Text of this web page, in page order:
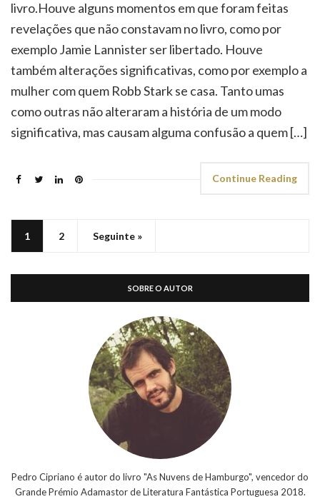
livro.Houve alguns momentos em que foram feitas
revelações que não constavam no livro, como por
exemplo Jamie Lannister ser libertado. Houve
também alterações significativas, como por exemplo a
mulher com quem Robb Stark se casa. Tanto umas
como outras não alteraram a história de um modo
significativa, mas causam alguma confusão a quem […]
Continue Reading
1 2 Seguinte »
SOBRE O AUTOR
Pedro Cipriano é autor do livro "As Nuvens de Hamburgo", vencedor do
Grande Prémio Adamastor de Literatura Fantástica Portuguesa 2018.